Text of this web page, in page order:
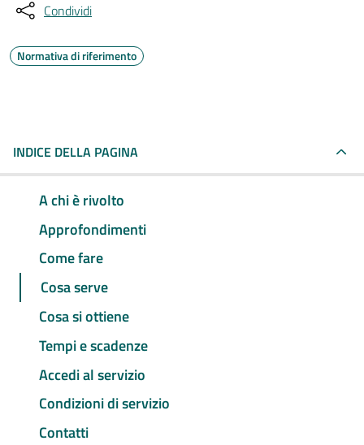
Condividi
Normativa di riferimento
INDICE DELLA PAGINA
A chi è rivolto
Approfondimenti
Come fare
Cosa serve
Cosa si ottiene
Tempi e scadenze
Accedi al servizio
Condizioni di servizio
Contatti